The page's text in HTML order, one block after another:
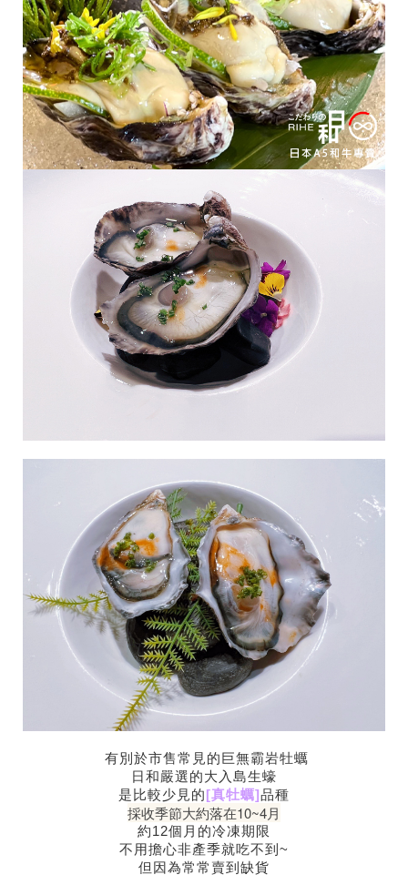
有別於市售常見的巨無霸岩牡蠣
日和嚴選的大入島生蠔
是比較少見的[真牡蠣]品種
採收季節大約落在10~4月
約12個月的冷凍期限
不用擔心非產季就吃不到~
但因為常常賣到缺貨